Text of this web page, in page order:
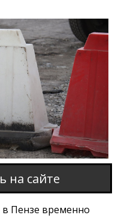
на сайте
в Пензе временно